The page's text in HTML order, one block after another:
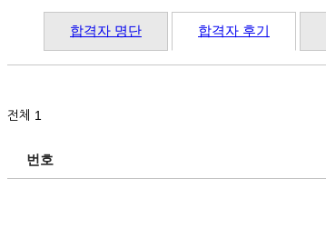
합격자 명단 합격자 후기
전체 1
번호